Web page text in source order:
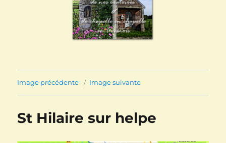
Image précédente Image suivante
St Hilaire sur helpe